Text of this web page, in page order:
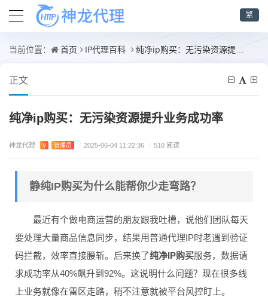
繁
当前位置： 首页 IP代理百科 纯净ip购买：无污染资源提升业务成功率
正文
纯净ip购买：无污染资源提升业务成功率
神龙代理 V 管理员 / 2025-06-04 11:22:36 / 510 阅读
静纯IP购买为什么能帮你少走弯路？
最近有个做电商运营的朋友跟我吐槽，说他们团队每天
要处理大量商品信息同步，结果用普通代理IP时老遇到验证
码拦截，效率直接腰斩。后来换了纯净IP购买服务，数据请
求成功率从40%飙升到92%。这说明什么问题？现在很多线
上业务就像在雷区走路，稍不注意就被平台风控盯上。